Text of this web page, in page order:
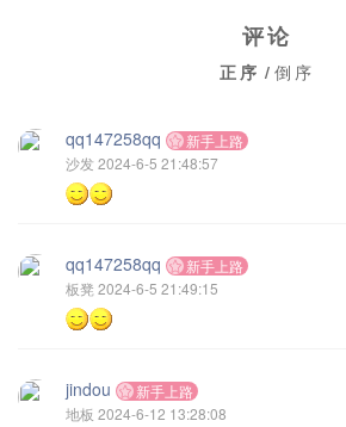
评论
正序 / 倒序
qq147258qq
新手上路
沙发2024-6-5 21:48:57
qq147258qq
新手上路
板凳 2024-6-5 21:49:15
jindou
新手上路
地板 2024-6-12 13:28:08